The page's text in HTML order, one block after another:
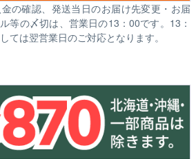
の確認、発送当日のお届け先変更・お届
等の〆切は、営業日の13：00です。13：
ては翌営業日のご対応となります。